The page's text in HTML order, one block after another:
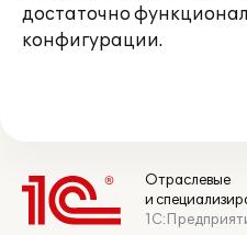
достаточно
конфигурации.
Отраслевые
и